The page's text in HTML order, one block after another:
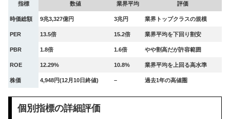
指標 数値 業界平均 評価
時価総額 9兆3,327億円 3兆円 業界トップクラスの規模
PER 13.5倍 15.2倍 業界平均を下回り割安
PBR 1.8倍 1.6倍 やや割高だが許容範囲
ROE 12.29% 10.8% 業界平均を上回る高水準
株価 4,948円(12月10日終値) – 過去1年の高値圏
個別指標の詳細評価